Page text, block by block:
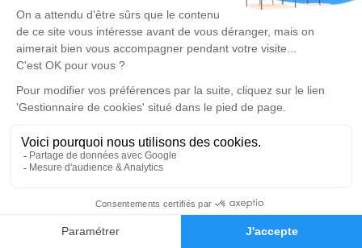
Faire-part Hommages
Un service de plantation d’arbre hommage estdisponible
mardi 02 avril 2024 à 10h00
Église Notre Dame des Marais de Villefranche-
69400 Villefranche-sur-Saône